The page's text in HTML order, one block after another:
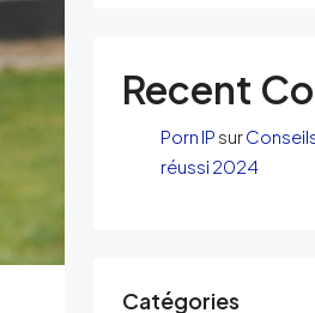
Recent
Porn IP sur
réussi 2024
Catégories